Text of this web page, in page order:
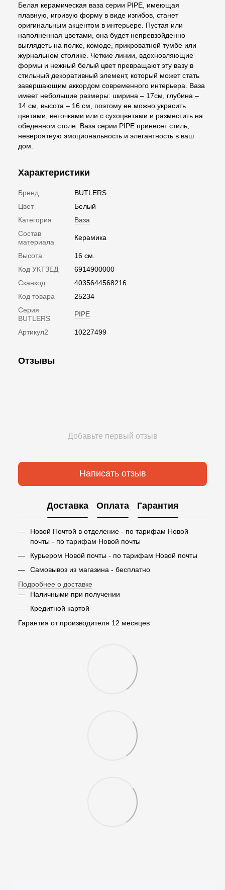
Белая керамическая ваза серии PIPE, имеющая
плавную, игривую форму в виде изгибов, станет
оригинальным акцентом в интерьере. Пустая или
наполненная цветами, она будет непревзойденно
выглядеть на полке, комоде, прикроватной тумбе или
журнальном столике. Четкие линии, вдохновляющие
формы и нежный белый цвет превращают эту вазу в
стильный декоративный элемент, который может стать
завершающим аккордом современного интерьера. Ваза
имеет небольшие размеры: ширина – 17см, глубина –
14 см, высота – 16 см, поэтому ее можно украсить
цветами, веточками или с сухоцветами и разместить на
обеденном столе. Ваза серии PIPE принесет стиль,
невероятную эмоциональность и элегантность в ваш
дом.
Характеристики
Бренд
BUTLERS
Цвет
Белый
Категория
Ваза
Состав
материала
Керамика
Высота
16 см.
Код УКТЗЕД
6914900000
Сканкод
4035644568216
Код товара
25234
Серия
BUTLERS
PIPE
Артикул2 10227499
Отзывы
Добавьте первый отзыв
Написать отзыв
Доставка Оплата Гарантия
Новой Почтой в отделение - по тарифам Новой
почты - по тарифам Новой почты
Курьером Новой почты - по тарифам Новой почты
Самовывоз из магазина - бесплатно
Подробнее о доставке
Наличными при получении
Кредитной картой
Гарантия от производителя 12 месяцев